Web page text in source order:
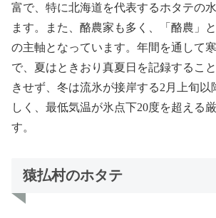
富で、特に北海道を代表するホタテの
ます。また、酪農家も多く、「酪農」
の主軸となっています。年間を通して
で、夏はときおり真夏日を記録するこ
きせず、冬は流氷が接岸する2月上旬以
しく、最低気温が氷点下20度を超える
す。
猿払村のホタテ